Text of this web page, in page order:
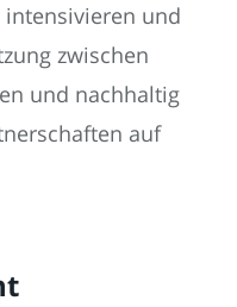
intensivieren und
zwischen
und nachhaltig
auf